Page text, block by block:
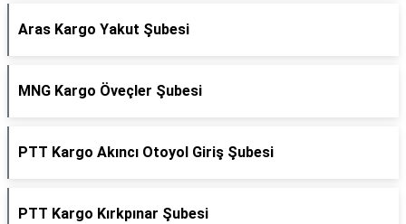
Aras Kargo Yakut Şubesi
MNG Kargo Öveçler Şubesi
PTT Kargo Akıncı Otoyol Giriş Şubesi
PTT Kargo Kırkpınar Şubesi